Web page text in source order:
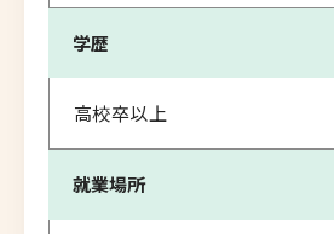
学歴
高校卒以上
就業場所